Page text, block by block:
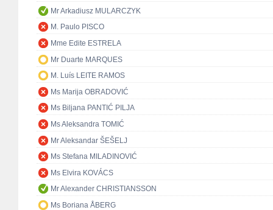
Mr Arkadiusz MULARCZYK
M. Paulo PISCO
Mme Edite ESTRELA
Mr Duarte MARQUES
M. Luís LEITE RAMOS
Ms Marija OBRADOVIĆ
Ms Biljana PANTIĆ PILJA
Ms Aleksandra TOMIĆ
Mr Aleksandar ŠEŠELJ
Ms Stefana MILADINOVIĆ
Ms Elvira KOVÁCS
Mr Alexander CHRISTIANSSON
Ms Boriana ÅBERG